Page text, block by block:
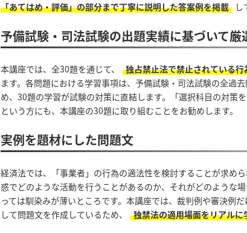
「あてはめ・評価」の部分まで丁寧に説明した答案例を掲載
し
予備試験・司法試験の出題実績に基づいて厳
本講座では、全30題を通じて、 独占禁止法で禁止されている
ます。各問題における学習事項は、予備試験・司法試験の全過
め、30題の学習が試験の対策に直結します。「選択科目の対策
という方にも、本講座の30題に取り組むことをお勧めします。
実例を題材にした問題文
経済法では、「事業者」の行為の適法性を検討することが求め
惑でどのような活動を行うことがあるのか、それがどのような
っては馴染みが薄いところです。本講座では、裁判例や審決例
して問題文を作成しているため、
独禁法の適用場面をリアルに